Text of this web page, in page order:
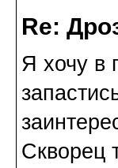
Re:
Я хочу в
Скворец